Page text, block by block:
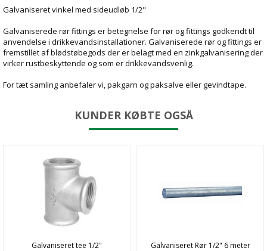
Galvaniseret vinkel med sideudløb 1/2"
Galvaniserede rør fittings er betegnelse for rør og fittings godkendt til
anvendelse i drikkevandsinstallationer. Galvaniserede rør og fittings er
fremstillet af blødstøbegods der er belagt med en zinkgalvanisering der
virker rustbeskyttende og som er drikkevandsvenlig.
For tæt samling anbefaler vi, pakgarn og paksalve eller gevindtape.
KUNDER KØBTE OGSÅ
Galvaniseret tee 1/2" Galvaniseret Rør 1/2" 6 meter